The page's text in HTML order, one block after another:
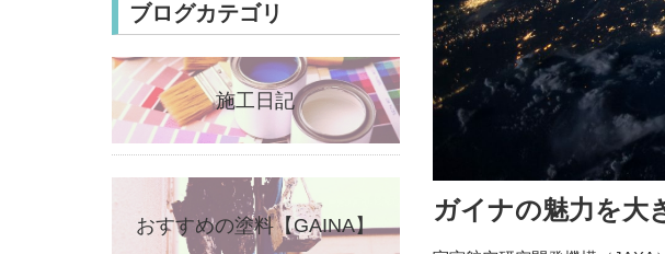
ガイナの魅力を大
ブログカテゴリ
施工日記
おすすめの塗料【GAINA】